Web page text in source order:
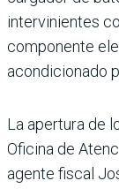
intervinientes
componente
acondicionado
La apertura de
Oficina de
agente fiscal